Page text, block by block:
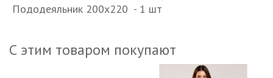
Пододеяльник 200х220 - 1 шт
С этим товаром покупают